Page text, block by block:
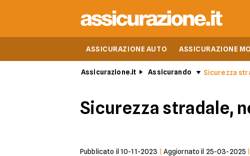
ASSICURAZIONE AUTO ASSICURAZIONE
Assicurazione.it Assicurando Sicurezza
Sicurezza stradale,
Pubblicato il 10-11-2023 Aggiornato il 25-03-2025